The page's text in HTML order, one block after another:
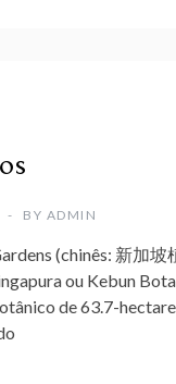
BY ADMIN
(chinês: 新加坡
ou Kebun
de 63.7-